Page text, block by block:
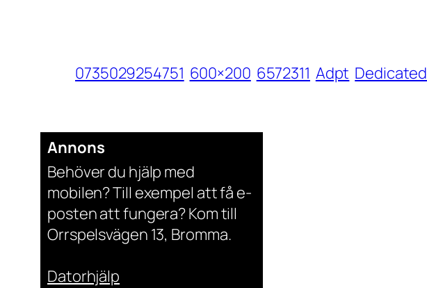
0735029254751 600×200 6572311 Adpt Dedicated
Annons
Behöver du hjälp med
mobilen? Till exempel att få e-
posten att fungera? Kom till
Orrspelsvägen 13, Bromma.
Datorhjälp